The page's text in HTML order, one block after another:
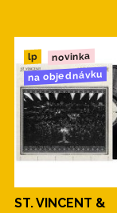
lp novinka
na objednávku
ST. VINCENT &